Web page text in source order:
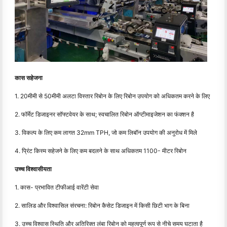
कास सहेजना
1. 20मीमी से 50मीमी अलटा विस्तार रिबोन के लिए रिबोन उपयोग को अधिकतम करने के लिए
2. फॉर्मेट डिजाइनर सॉफ्टवेयर के साथ; स्वचालित रिबोन ऑप्टीमाइजेशन का फंक्शन है
3. विकल्प के लिए कम लागत 32mm TPH, जो कम लिबॉन उपयोग की अनुरोध में मिले
4. प्रिंट किस्म सहेजने के लिए कम बदलने के साथ अधिकतम 1100- मीटर रिबोन
उच्च विश्वासीयता
1. कास- प्रभावित टीफीआई वारेंटी सेवा
2. सालिड और विश्वासिल संरचना: रिबोन कैसेट डिजाइन में किसी छिटी भाग के बिना
3. उच्च विश्वास स्थिति और अतिरिक्त लंबा रिबोन को महत्वपूर्ण रूप से नीचे समय घटाता है